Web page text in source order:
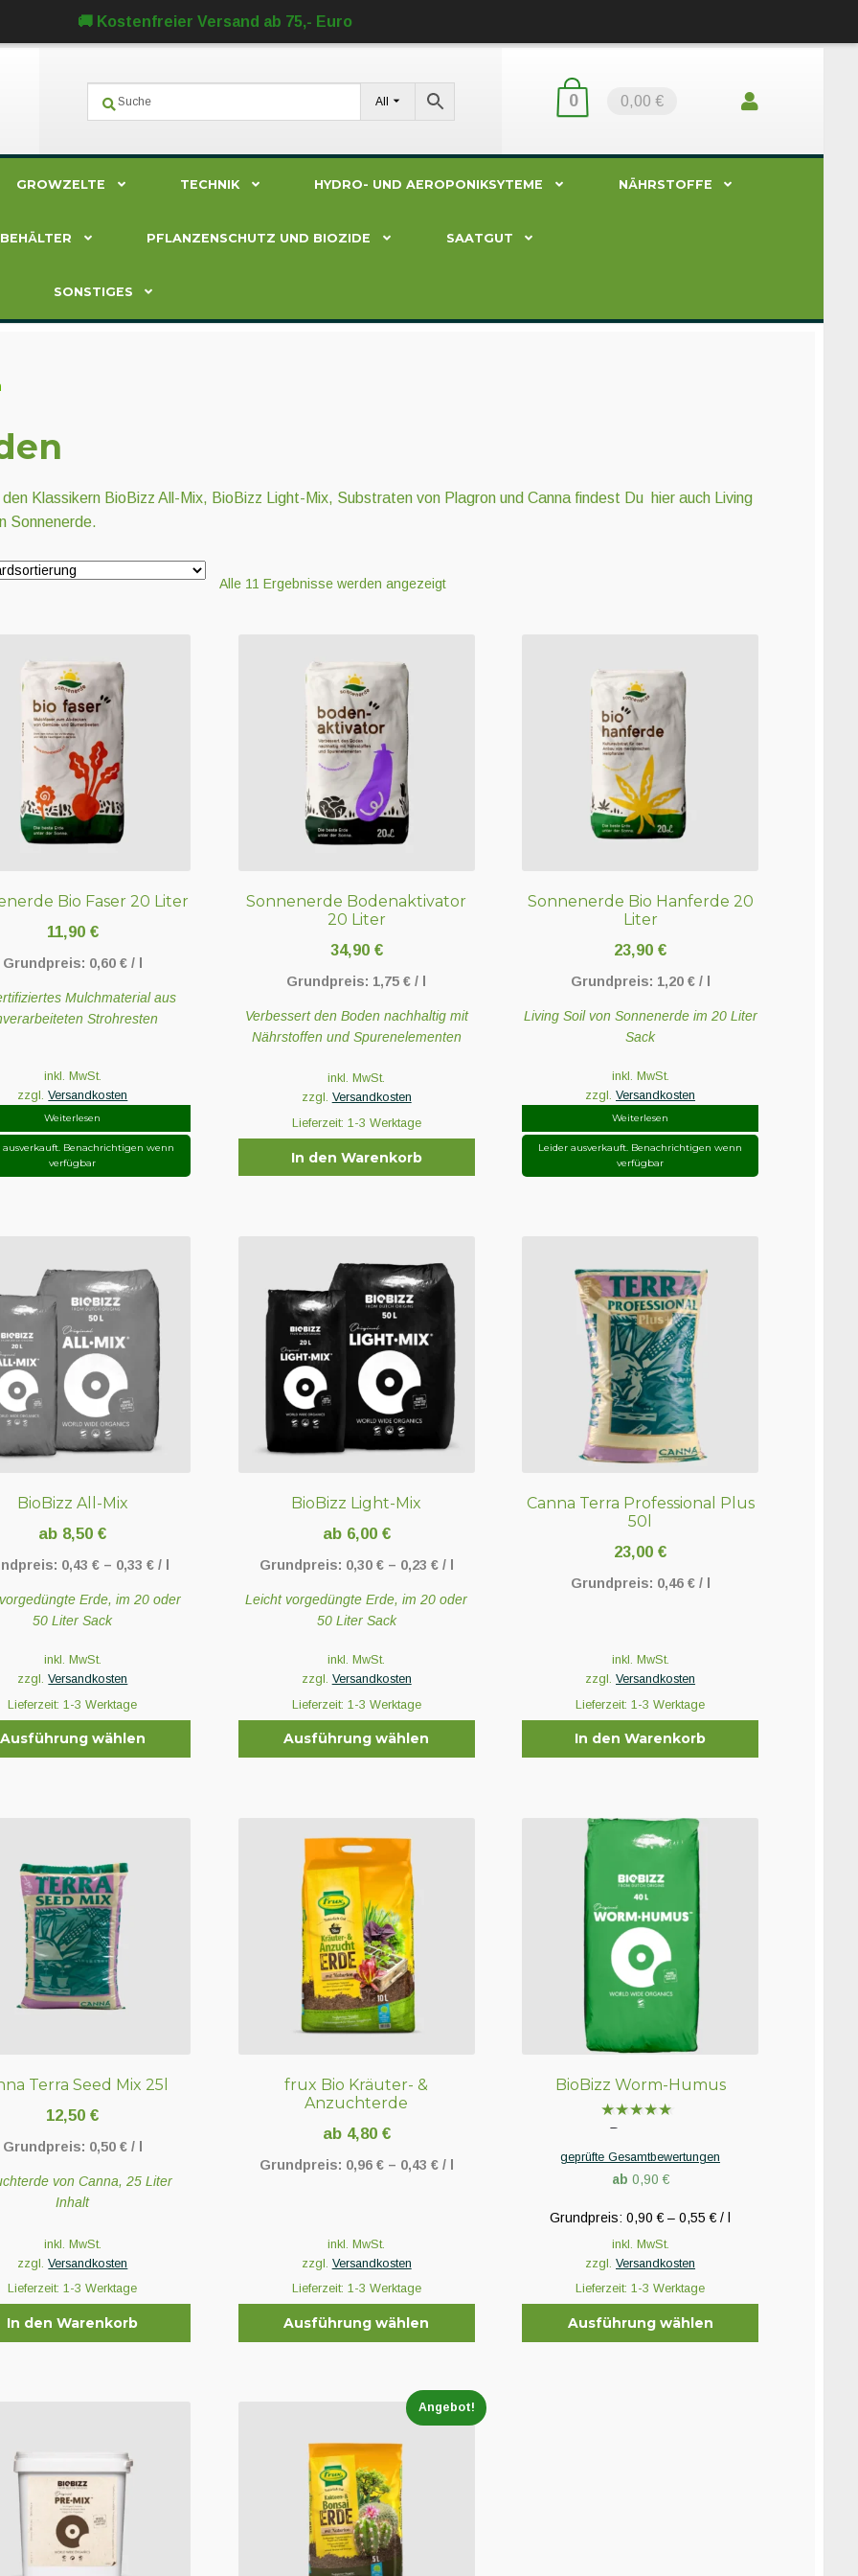
🚚 Kostenfreier Versand ab 75,- Euro
All 0 0,00 €
GROWZELTE TECHNIK HYDRO- UND AEROPONIKSYTEME NÄHRSTOFFE
PFLANZENSCHUTZ UND BIOZIDE SAATGUT
SONSTIGES
Klassikern BioBizz All-Mix, BioBizz Light-Mix, Substraten von Plagron und Canna findest Du hier auch Living
Sonnenerde.
Alle 11 Ergebnisse werden angezeigt
Bio Faser 20 Liter
11,90 €
Grundpreis: 0,60 €/
Mulchmaterial aus
Strohresten
inkl. MwSt.
zzgl.Versandkosten
Weiterlesen
ausverkauft. Benachrichtigen wenn
verfügbar
Sonnenerde Bodenaktivator
20 Liter
34,90 €
Grundpreis: 1,75€ /
Verbessert den Boden nachhaltig mit
Nährstoffen und Spurenelementen
inkl. MwSt.
zzgl. Versandkosten
Lieferzeit: 1-3 Werktage
In den Warenkorb
Sonnenerde Bio Hanferde 20
Liter
23,90€
Grundpreis: 1,20 €/
Living Soil von Sonnenerde im 20 Liter
Sack
inkl. MwSt.
zzgl.Versandkosten
Weiterlesen
Leider ausverkauft. Benachrichtigen wenn
verfügbar
BioBizz All-Mix
ab 8,50€
0,43€ – 0,33€ /
Erde, im 20 oder
50 Liter Sack
inkl. MwSt.
zzgl.Versandkosten
Lieferzeit: 1-3 Werktage
Ausführung wählen
BioBizz Light-Mix
ab 6,00 €
Grundpreis: 0,30 €– 0,23 €/
Leicht vorgedüngte Erde, im 20 oder
50 Liter Sack
inkl. MwSt.
zzgl. Versandkosten
Lieferzeit: 1-3 Werktage
Ausführung wählen
Produktseite
Canna Terra Professional Plus
50l
23,00€
Grundpreis: 0,46 €/
inkl. MwSt.
zzgl.Versandkosten
Lieferzeit: 1-3 Werktage
In den Warenkorb
Terra Seed Mix 25l
12,50€
Grundpreis: 0,50 €/
von Canna, 25 Liter
Inhalt
inkl. MwSt.
zzgl.Versandkosten
Lieferzeit:1-3 Werktage
In den Warenkorb
frux Bio Kräuter- &
Anzuchterde
ab 4,80 €
Grundpreis: 0,96 €– 0,43 €/
inkl. MwSt.
zzgl. Versandkosten
Lieferzeit: 1-3 Werktage
Ausführung wählen
BioBizz Worm-Humus
Bewertet
mit
5.00
von 5
geprüfte Gesamtbewertungen
ab 0,90€
Grundpreis:0,90€ –0,55€ /
inkl. MwSt.
zzgl.Versandkosten
Lieferzeit:1-3 Werktage
Ausführung wählen
Angebot!